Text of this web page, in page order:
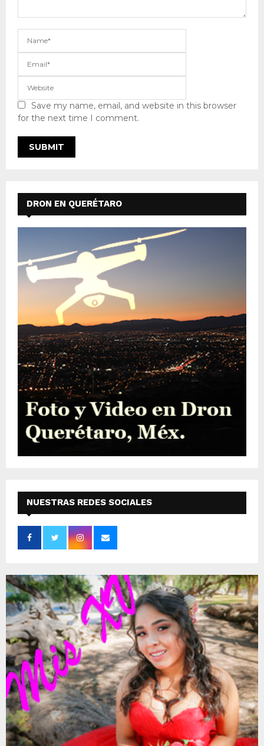
Save my name, email, and website in this browser
for the next time I comment.
DRON EN QUERÉTARO
NUESTRAS REDES SOCIALES